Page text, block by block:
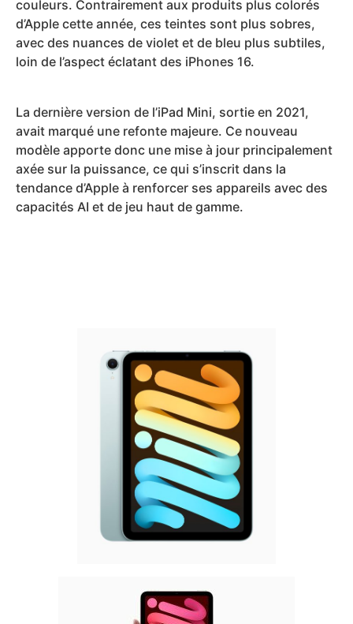
couleurs. Contrairement aux produits plus colorés
d’Apple cette année, ces teintes sont plus sobres,
avec des nuances de violet et de bleu plus subtiles,
loin de l’aspect éclatant des iPhones 16.
La dernière version de l’iPad Mini, sortie en 2021,
avait marqué une refonte majeure. Ce nouveau
modèle apporte donc une mise à jour principalement
axée sur la puissance, ce qui s’inscrit dans la
tendance d’Apple à renforcer ses appareils avec des
capacités AI et de jeu haut de gamme.